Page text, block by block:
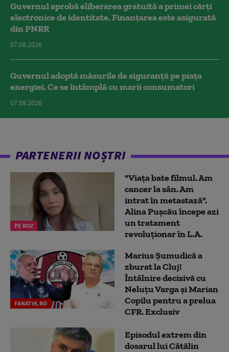
Guvernul aprobă eliberarea gratuită a primei cărţi
electronice de identitate. Finanțarea este asigurată
din PNRR
07.08.2026
Guvernul adoptă măsurile de siguranță pe piața
energiei. Ce se întâmplă cu marii consumatori
07.08.2026
PARTENERII NOȘTRI
PE ROZ
"Viața bate filmul. Am
cancer la sân. Am
intrat în metastază".
Alina Pușcău începe azi
un tratament
revoluționar în L.A.
FANATIK.RO
Marius Şumudică a
zburat la Cluj!
Întâlnire decisivă cu
Neluţu Varga şi Marian
Copilu pentru a prelua
CFR. Exclusiv
Episodul extrem din
dosarul lui Cătălin